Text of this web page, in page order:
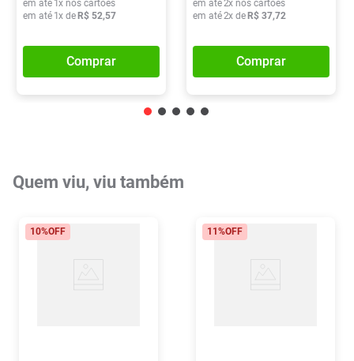
em até 1x nos cartões
em até 1x de R$ 52,57
Comprar
em até2x nos cartões
em até2x de R$ 37,72
Comprar
Quem viu, viu também
10%OFF 11%OFF